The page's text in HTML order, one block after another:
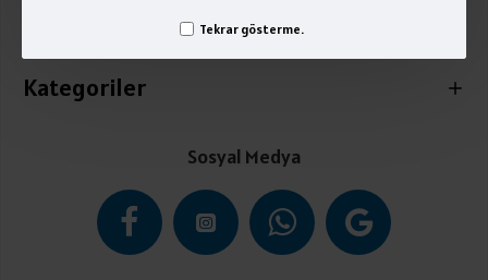
Tekrar gösterme.
Kategoriler
Sosyal Medya